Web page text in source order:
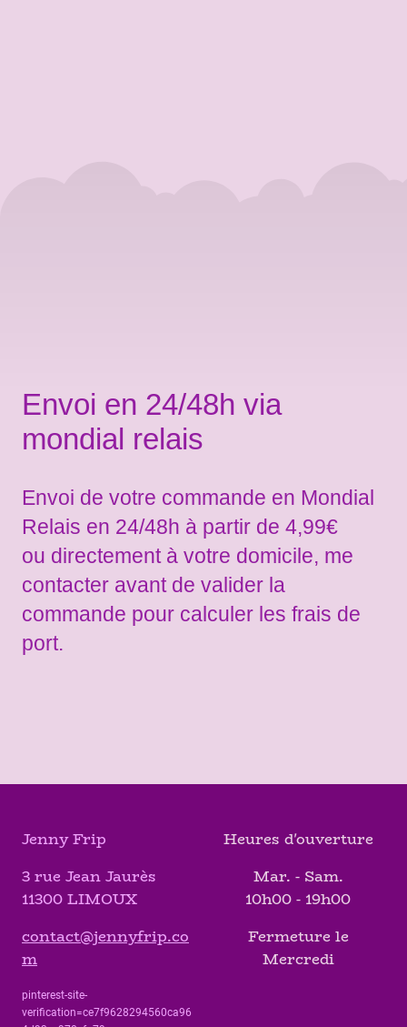
Envoi en 24/48h via
mondial relais
Envoi de votre commande en Mondial
Relais en 24/48h à partir de 4,99€
ou directement à votre domicile, me
contacter avant de valider la
commande pour calculer les frais de
port.
Jenny Frip
3 rue Jean Jaurès
11300 LIMOUX
contact@jennyfrip.co
m
pinterest-site-
verification=ce7f9628294560ca96
Heures d'ouverture
Mar. - Sam.
10h00 - 19h00
Fermeture le
Mercredi